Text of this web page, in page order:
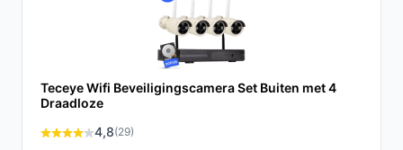
Teceye Wifi Beveiligingscamera Set Buiten met 4
Draadloze
4,8(29)